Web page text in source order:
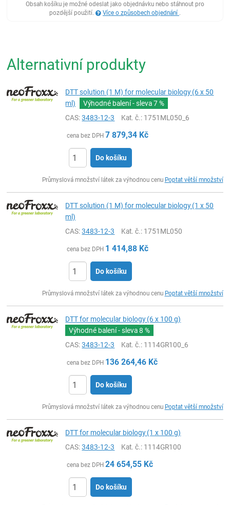
Obsah košíku je možné odeslat jako objednávku nebo stáhnout pro
pozdější použití.
Více o způsobech objednání .
Alternativní produkty
DTT solution (1 M) for molecular biology (6 x 50
ml)
Výhodné balení - sleva7 %
CAS:3483-12-3 Kat. č.: 1751ML050_6
cena bez DPH 7 879,34 Kč
Do košíku
Průmyslová množství látek za výhodnou cenu Poptat větší množství
DTT solution (1 M) for molecular biology (1 x 50
ml)
CAS:3483-12-3 Kat. č.: 1751ML050
cena bez DPH 1 414,88 Kč
Do košíku
Průmyslová množství látek za výhodnou cenu Poptat větší množství
DTT for molecular biology (6 x 100 g)
Výhodné balení - sleva8 %
CAS:3483-12-3 Kat. č.: 1114GR100_6
cena bez DPH 136 264,46 Kč
Do košíku
Průmyslová množství látek za výhodnou cenu Poptat větší množství
DTT for molecular biology (1 x 100 g)
CAS:3483-12-3 Kat. č.: 1114GR100
cena bez DPH 24 654,55 Kč
Do košíku